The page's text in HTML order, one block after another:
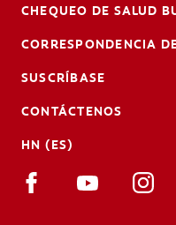
CHEQUEO DE SALUD
CORRESPONDENCIA
SUSCRÍBASE
CONTÁCTENOS
HN (ES)